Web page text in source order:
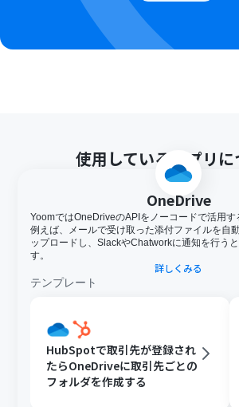
使用しているアプリに
OneDrive
YoomではOneDriveのAPIをノーコードで活用す
例えば、メールで受け取った添付ファイルを自
ップロードし、SlackやChatworkに通知を行う
す。
詳しくみる
テンプレート
HubSpotで取引先が登録され
たらOneDriveに取引先ごとの
フォルダを作成する